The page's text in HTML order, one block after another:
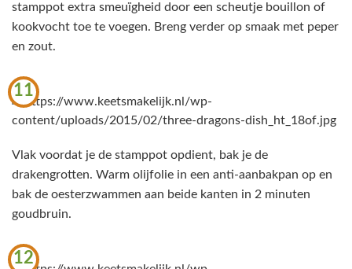
stamppot extra smeuïgheid door een scheutje bouillon of
kookvocht toe te voegen. Breng verder op smaak met peper
en zout.
11
Vlak voordat je de stamppot opdient, bak je de
drakengrotten. Warm olijfolie in een anti-aanbakpan op en
bak de oesterzwammen aan beide kanten in 2 minuten
goudbruin.
12